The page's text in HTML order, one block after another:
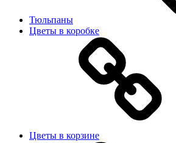
Тюльпаны
Цветы в коробке
Цветы в корзине